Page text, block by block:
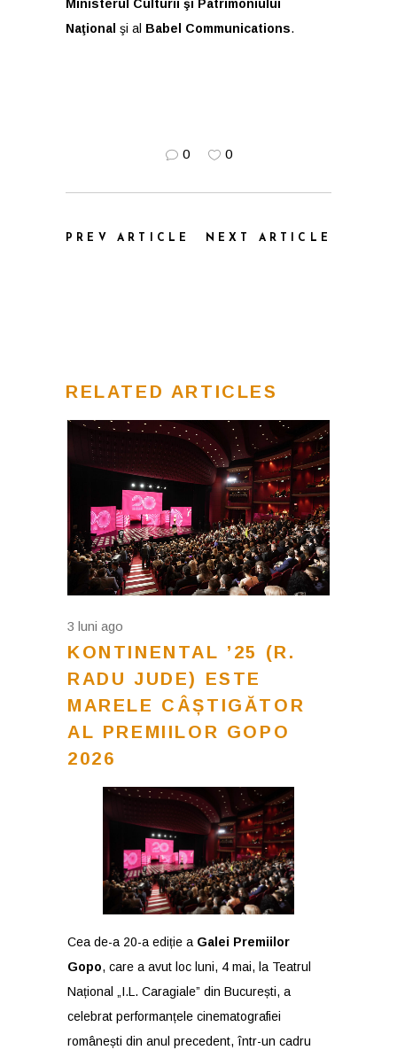
Ministerul Culturii şi Patrimoniului
Naţional şi al Babel Communications.
0 0
PREV ARTICLE NEXT ARTICLE
RELATED ARTICLES
3 luni ago
KONTINENTAL ’25 (R.
RADU JUDE) ESTE
MARELE CÂȘTIGĂTOR
AL PREMIILOR GOPO
2026
Cea de-a 20-a ediție a Galei Premiilor
Gopo, care a avut loc luni, 4 mai, la Teatrul
Național „I.L. Caragiale” din București, a
celebrat performanțele cinematografiei
românești din anul precedent, într-un cadru